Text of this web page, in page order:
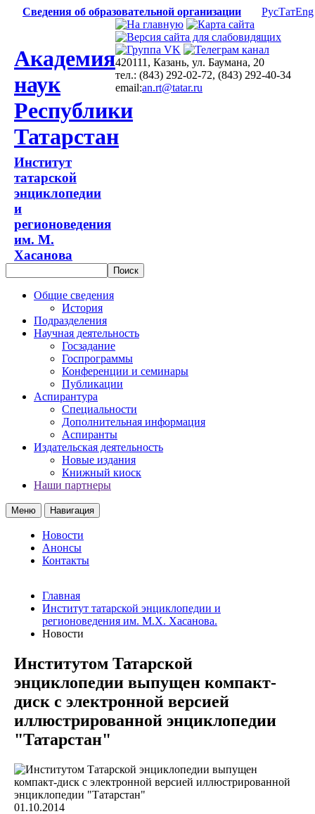
Сведения об образовательной организации РусТатEng
Академия
наук
Республики
Татарстан
Институт
татарской
энциклопедии
и
регионоведения
им. М.
Хасанова
420111, Казань, ул. Баумана, 20
тел.: (843) 292-02-72, (843) 292-40-34
email:an.rt@tatar.ru
Общие сведения
История
Подразделения
Научная деятельность
Госзадание
Госпрограммы
Конференции и семинары
Публикации
Аспирантура
Специальности
Дополнительная информация
Аспиранты
Издательская деятельность
Новые издания
Книжный киоск
Наши партнеры
Меню Навигация
Новости
Анонсы
Контакты
Главная
Институт татарской энциклопедии и
регионоведения им. М.Х. Хасанова.
Новости
Институтом Татарской
энциклопедии выпущен компакт-
диск с электронной версией
иллюстрированной энциклопедии
"Татарстан"
01.10.2014